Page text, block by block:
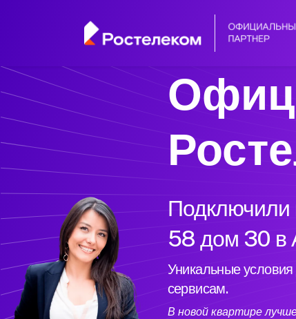
Подключили
58 дом 30 в
Уникальные
сервисам.
В новой квартире